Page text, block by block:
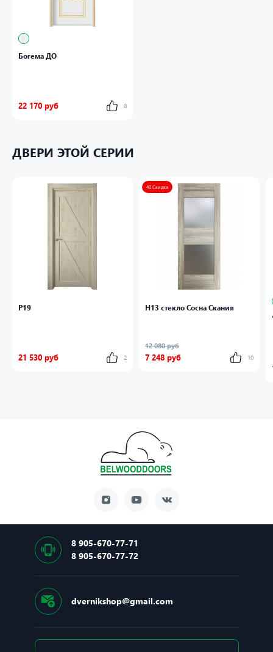
Богема ДО
22 170 руб 8
ДВЕРИ ЭТОЙ СЕРИИ
P19
21 530 руб 2
40 Скидка
Н13 стекло Сосна Скания
12 080 руб
7 248 руб 10
8 905-670-77-71
8 905-670-77-72
dvernikshop@gmail.com